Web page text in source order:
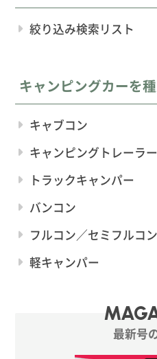
絞り込み検索リスト
キャンピングカーを
キャブコン
キャンピングトレーラー
トラックキャンパー
バンコン
フルコン／セミフルコ
軽キャンパー
最新号